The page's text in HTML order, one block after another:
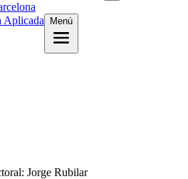
Aplicada
Menú
Jorge Rubilar